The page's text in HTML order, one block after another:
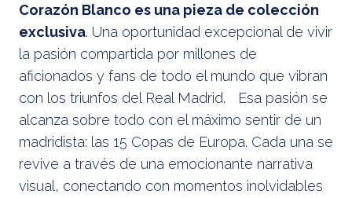
Corazón Blanco es una pieza de colección
exclusiva. Una oportunidad excepcional de vivir
la pasión compartida por millones de
aficionados y fans de todo el mundo que vibran
con los triunfos del Real Madrid. Esa pasión se
alcanza sobre todo con el máximo sentir de un
madridista: las 15 Copas de Europa. Cada una se
revive a través de una emocionante narrativa
visual, conectando con momentos inolvidables